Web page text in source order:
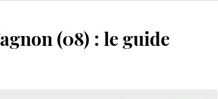
(08) : le guide